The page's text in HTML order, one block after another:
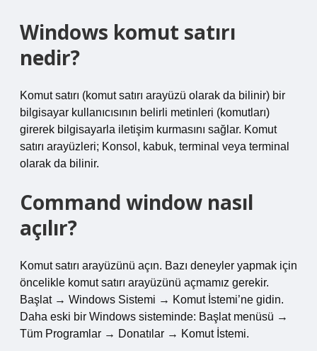
Windows komut satırı
nedir?
Komut satırı (komut satırı arayüzü olarak da bilinir) bir
bilgisayar kullanıcısının belirli metinleri (komutları)
girerek bilgisayarla iletişim kurmasını sağlar. Komut
satırı arayüzleri; Konsol, kabuk, terminal veya terminal
olarak da bilinir.
Command window nasıl
açılır?
Komut satırı arayüzünü açın. Bazı deneyler yapmak için
öncelikle komut satırı arayüzünü açmamız gerekir.
Başlat → Windows Sistemi → Komut İstemi’ne gidin.
Daha eski bir Windows sisteminde: Başlat menüsü →
Tüm Programlar → Donatılar → Komut İstemi.